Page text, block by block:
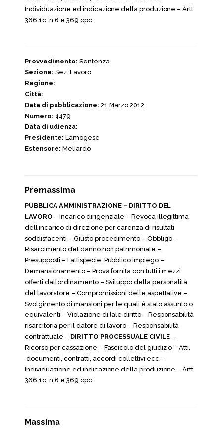
Individuazione ed indicazione della produzione – Artt.
366 1c. n.6 e 369 cpc.
Provvedimento: Sentenza
Sezione: Sez. Lavoro
Regione:
Città:
Data di pubblicazione: 21 Marzo 2012
Numero: 4479
Data di udienza:
Presidente: Lamogese
Estensore: Meliardò
Premassima
PUBBLICA AMMINISTRAZIONE – DIRITTO DEL
LAVORO – Incarico dirigenziale – Revoca illegittima
dell’incarico di direzione per carenza di risultati
soddisfacenti – Giusto procedimento – Obbligo –
Risarcimento del danno non patrimoniale –
Presupposti – Fattispecie: Pubblico impiego –
Demansionamento – Prova fornita con tutti i mezzi
offerti dall’ordinamento – Sviluppo della personalità
del lavoratore – Compromissioni delle aspettative –
Svolgimento di mansioni per le quali è stato assunto o
equivalenti – Violazione di tale diritto – Responsabilità
risarcitoria per il datore di lavoro – Responsabilità
contrattuale – DIRITTO PROCESSUALE CIVILE –
Ricorso per cassazione – Fascicolo del giudizio – Atti,
documenti, contratti, accordi collettivi ecc. –
Individuazione ed indicazione della produzione – Artt.
366 1c. n.6 e 369 cpc.
Massima